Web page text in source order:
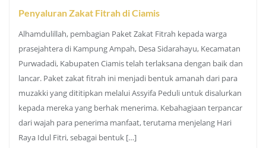
Penyaluran Zakat Fitrah di Ciamis
Alhamdulillah, pembagian Paket Zakat Fitrah kepada warga
prasejahtera di Kampung Ampah, Desa Sidarahayu, Kecamatan
Purwadadi, Kabupaten Ciamis telah terlaksana dengan baik dan
lancar. Paket zakat fitrah ini menjadi bentuk amanah dari para
muzakki yang dititipkan melalui Assyifa Peduli untuk disalurkan
kepada mereka yang berhak menerima. Kebahagiaan terpancar
dari wajah para penerima manfaat, terutama menjelang Hari
Raya Idul Fitri, sebagai bentuk […]